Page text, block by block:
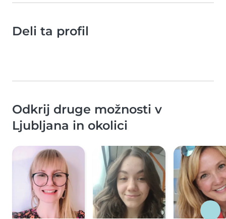
Deli ta profil
Odkrij druge možnosti v
Ljubljana in okolici